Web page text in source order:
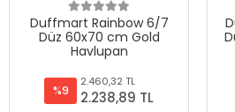
Duffmart Rainbow 6/7
Düz 60x70 cm Gold
Havlupan
%9
2.460,32 TL
2.238,89 TL